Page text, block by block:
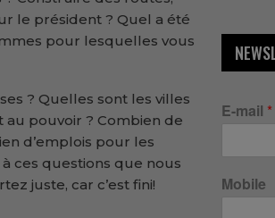
le président ? Quel a été
pour lesquelles vous
? Quelles sont les villes
pouvoir ? Combien de
d’emplois pour les
ces questions que nous
juste, car c’est fini!
E-mail *
Mobile